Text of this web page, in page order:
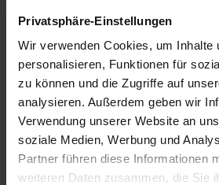
Privatsphäre-Einstellungen
Wir verwenden Cookies, um Inhalte
personalisieren, Funktionen für
zu können und die Zugriffe auf
analysieren. Außerdem geben wir
Verwendung unserer Website an
soziale Medien, Werbung und
Partner führen diese Informationen
weiteren Daten zusammen, die Sie
Beratersuche
Karriere
Presse
Kontakt
Informationen für
Schnelleinstiege